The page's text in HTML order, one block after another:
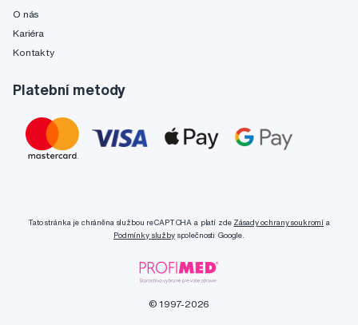
O nás
Kariéra
Kontakty
Platební metody
Tato stránka je chráněna službou reCAPTCHA a platí zde Zásady ochrany soukromí a
Podmínky službyspolečnosti Google.
© 1997-2026